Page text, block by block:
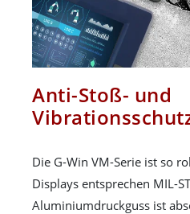
Anti-Stoß- und
Die G-Win VM-Serie ist so
Displays entsprechen MIL-
Aluminiumdruckguss ist